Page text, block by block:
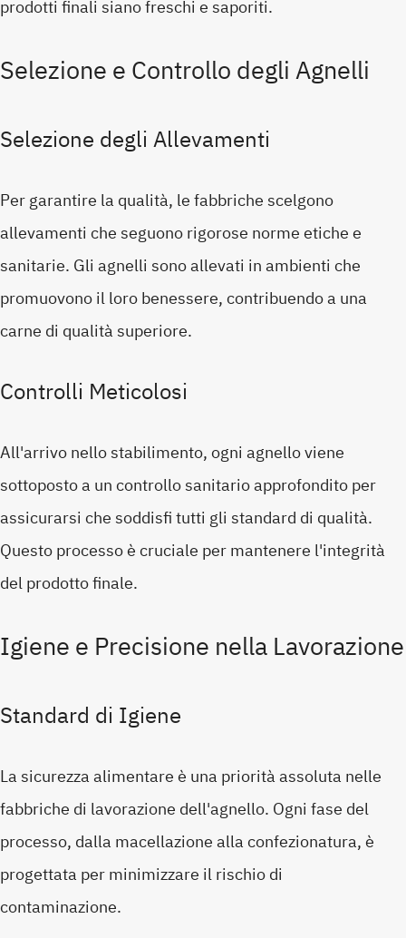
prodotti finali siano freschi e saporiti.
Selezione e Controllo degli Agnelli
Selezione degli Allevamenti
Per garantire la qualità, le fabbriche scelgono
allevamenti che seguono rigorose norme etiche e
sanitarie. Gli agnelli sono allevati in ambienti che
promuovono il loro benessere, contribuendo a una
carne di qualità superiore.
Controlli Meticolosi
All'arrivo nello stabilimento, ogni agnello viene
sottoposto a un controllo sanitario approfondito per
assicurarsi che soddisfi tutti gli standard di qualità.
Questo processo è cruciale per mantenere l'integrità
del prodotto finale.
Igiene e Precisione nella Lavorazione
Standard di Igiene
La sicurezza alimentare è una priorità assoluta nelle
fabbriche di lavorazione dell'agnello. Ogni fase del
processo, dalla macellazione alla confezionatura, è
progettata per minimizzare il rischio di
contaminazione.